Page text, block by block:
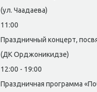
(ул. Чаадаева)
11:00
Праздничный концерт,
(ДК Орджониκидзе)
12:00 - 19:00
Праздничная программа